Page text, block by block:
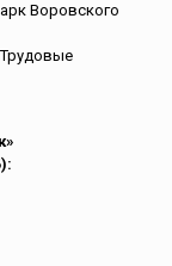
Воровского